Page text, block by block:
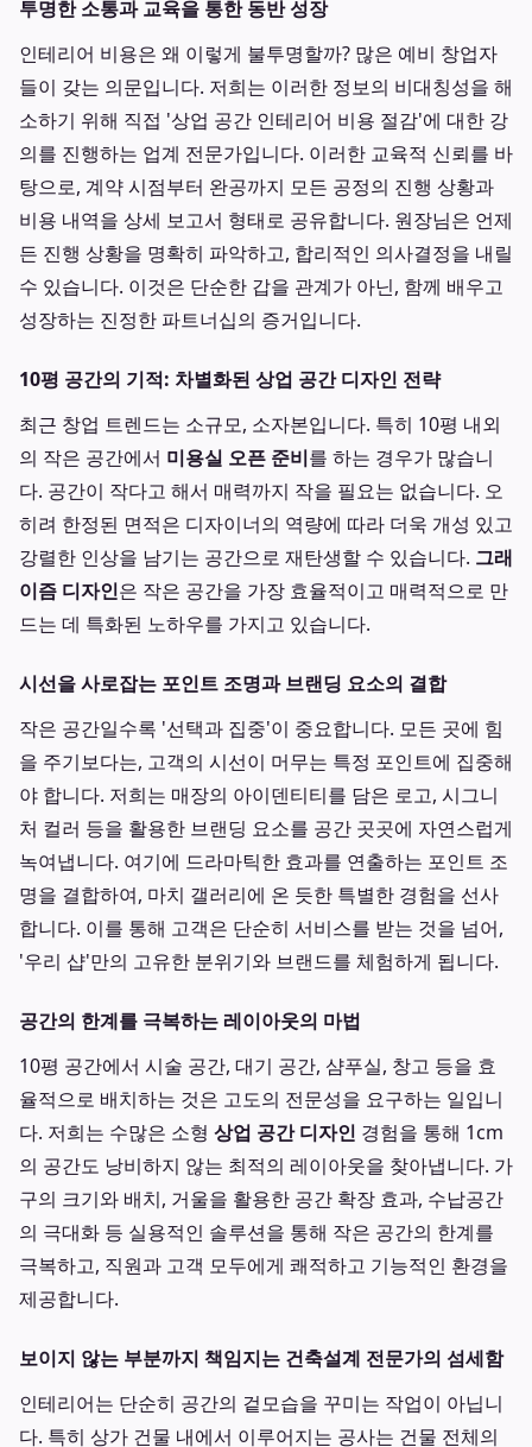
투명한 소통과 교육을 통한 동반 성장
인테리어 비용은 왜 이렇게 불투명할까? 많은 예비 창업자
들이 갖는 의문입니다. 저희는 이러한 정보의 비대칭성을 해
소하기 위해 직접 '상업 공간 인테리어 비용 절감'에 대한 강
의를 진행하는 업계 전문가입니다. 이러한 교육적 신뢰를 바
탕으로, 계약 시점부터 완공까지 모든 공정의 진행 상황과
비용 내역을 상세 보고서 형태로 공유합니다. 원장님은 언제
든 진행 상황을 명확히 파악하고, 합리적인 의사결정을 내릴
수 있습니다. 이것은 단순한 갑을 관계가 아닌, 함께 배우고
성장하는 진정한 파트너십의 증거입니다.
10평 공간의 기적: 차별화된 상업 공간 디자인 전략
최근 창업 트렌드는 소규모, 소자본입니다. 특히 10평 내외
의 작은 공간에서 미용실 오픈 준비를 하는 경우가 많습니
다. 공간이 작다고 해서 매력까지 작을 필요는 없습니다. 오
히려 한정된 면적은 디자이너의 역량에 따라 더욱 개성 있고
강렬한 인상을 남기는 공간으로 재탄생할 수 있습니다. 그래
이즘 디자인은 작은 공간을 가장 효율적이고 매력적으로 만
드는 데 특화된 노하우를 가지고 있습니다.
시선을 사로잡는 포인트 조명과 브랜딩 요소의 결합
작은 공간일수록 '선택과 집중'이 중요합니다. 모든 곳에 힘
을 주기보다는, 고객의 시선이 머무는 특정 포인트에 집중해
야 합니다. 저희는 매장의 아이덴티티를 담은 로고, 시그니
처 컬러 등을 활용한 브랜딩 요소를 공간 곳곳에 자연스럽게
녹여냅니다. 여기에 드라마틱한 효과를 연출하는 포인트 조
명을 결합하여, 마치 갤러리에 온 듯한 특별한 경험을 선사
합니다. 이를 통해 고객은 단순히 서비스를 받는 것을 넘어,
'우리 샵'만의 고유한 분위기와 브랜드를 체험하게 됩니다.
공간의 한계를 극복하는 레이아웃의 마법
10평 공간에서 시술 공간, 대기 공간, 샴푸실, 창고 등을 효
율적으로 배치하는 것은 고도의 전문성을 요구하는 일입니
다. 저희는 수많은 소형 상업 공간 디자인 경험을 통해 1cm
의 공간도 낭비하지 않는 최적의 레이아웃을 찾아냅니다. 가
구의 크기와 배치, 거울을 활용한 공간 확장 효과, 수납공간
의 극대화 등 실용적인 솔루션을 통해 작은 공간의 한계를
극복하고, 직원과 고객 모두에게 쾌적하고 기능적인 환경을
제공합니다.
보이지 않는 부분까지 책임지는 건축설계 전문가의 섬세함
인테리어는 단순히 공간의 겉모습을 꾸미는 작업이 아닙니
다. 특히 상가 건물 내에서 이루어지는 공사는 건물 전체의